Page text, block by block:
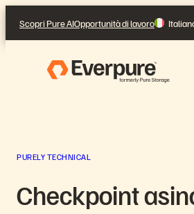
contenuto
Scopri Pure AIOpportunità di lavoro
PURELY TECHNICAL
Checkpoint